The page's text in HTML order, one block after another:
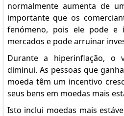
normalmente aumenta de
importante que os
fenómeno, pois ele pode e
mercados e pode arruinar
Durante a hiperinflação, o
diminui. As pessoas que
moeda têm um incentivo
seus bens em moedas mais
Isto inclui moedas mais